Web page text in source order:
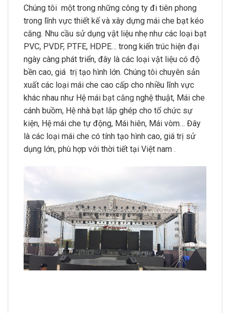
Chúng tôi một trong những công ty đi tiên phong
trong lĩnh vực thiết kế và xây dựng mái che bạt kéo
căng. Nhu cầu sử dụng vật liệu nhẹ như các loại bạt
PVC, PVDF, PTFE, HDPE… trong kiến trúc hiện đại
ngày càng phát triển, đây là các loại vật liệu có độ
bền cao, giá trị tạo hình lớn. Chúng tôi chuyên sản
xuất các loại mái che cao cấp cho nhiều lĩnh vực
khác nhau như Hệ mái bạt căng nghệ thuật, Mái che
cánh buồm, Hệ nhà bạt lắp ghép cho tổ chức sự
kiện, Hệ mái che tự động, Mái hiên, Mái vòm… Đây
là các loại mái che có tính tạo hình cao, giá trị sử
dụng lớn, phù hợp với thời tiết tại Việt nam .